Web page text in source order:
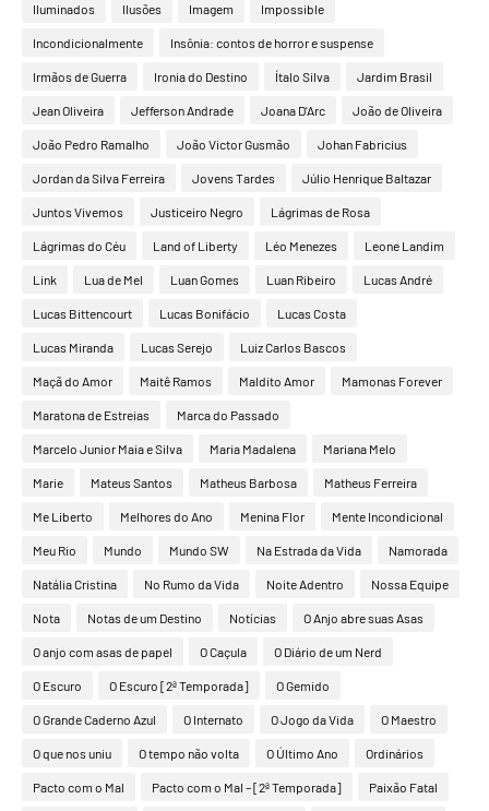
Iluminados Ilusões Imagem Impossible
Incondicionalmente Insônia: contos de horror e suspense
Irmãos de Guerra Ironia do Destino Ítalo Silva Jardim Brasil
Jean Oliveira Jefferson Andrade Joana D'Arc João de Oliveira
João Pedro Ramalho João Victor Gusmão Johan Fabricius
Jordan da Silva Ferreira Jovens Tardes Júlio Henrique Baltazar
Juntos Vivemos Justiceiro Negro Lágrimas de Rosa
Lágrimas do Céu Land of Liberty Léo Menezes Leone Landim
Link Lua de Mel Luan Gomes Luan Ribeiro Lucas André
Lucas Bittencourt Lucas Bonifácio Lucas Costa
Lucas Miranda Lucas Serejo Luiz Carlos Bascos
Maçã do Amor Maitê Ramos Maldito Amor Mamonas Forever
Maratona de Estreias Marca do Passado
Marcelo Junior Maia e Silva Maria Madalena Mariana Melo
Marie Mateus Santos Matheus Barbosa Matheus Ferreira
Me Liberto Melhores do Ano Menina Flor Mente Incondicional
Meu Rio Mundo Mundo SW Na Estrada da Vida Namorada
Natália Cristina No Rumo da Vida Noite Adentro Nossa Equipe
Nota Notas de um Destino Notícias O Anjo abre suas Asas
O anjo com asas de papel O Caçula O Diário de um Nerd
O Escuro O Escuro [2ª Temporada] O Gemido
O Grande Caderno Azul O Internato O Jogo da Vida O Maestro
O que nos uniu O tempo não volta O Último Ano Ordinários
Pacto com o Mal Pacto com o Mal – [2ª Temporada] Paixão Fatal